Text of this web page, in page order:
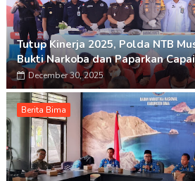
Tutup Kinerja 2025, Polda NTB
Bukti Narkoba dan Paparkan
December 30, 2025
Berita Bima